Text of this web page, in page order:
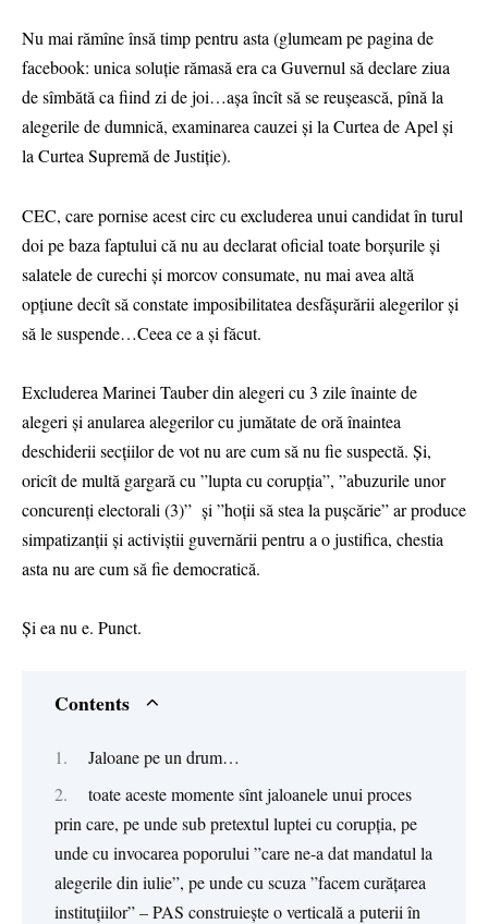
Nu mai rămîne însă timp pentru asta (glumeam pe pagina de
facebook: unica soluție rămasă era ca Guvernul să declare ziua
de sîmbătă ca fiind zi de joi…așa încît să se reușească, pînă la
alegerile de dumnică, examinarea cauzei și la Curtea de Apel și
la Curtea Supremă de Justiție).
CEC, care pornise acest circ cu excluderea unui candidat în turul
doi pe baza faptului că nu au declarat oficial toate borșurile și
salatele de curechi și morcov consumate, nu mai avea altă
opțiune decît să constate imposibilitatea desfășurării alegerilor și
să le suspende…Ceea ce a și făcut.
Excluderea Marinei Tauber din alegeri cu 3 zile înainte de
alegeri și anularea alegerilor cu jumătate de oră înaintea
deschiderii secțiilor de vot nu are cum să nu fie suspectă. Și,
oricît de multă gargară cu ”lupta cu corupția”, ”abuzurile unor
concurenți electorali (3)” și ”hoții să stea la pușcărie” ar produce
simpatizanții și activiștii guvernării pentru a o justifica, chestia
asta nu are cum să fie democratică.
Și ea nu e. Punct.
Contents
Jaloane pe un drum…
toate aceste momente sînt jaloanele unui proces
prin care, pe unde sub pretextul luptei cu corupția, pe
unde cu invocarea poporului ”care ne-a dat mandatul la
alegerile din iulie”, pe unde cu scuza ”facem curățarea
instituțiilor” – PAS construiește o verticală a puterii în